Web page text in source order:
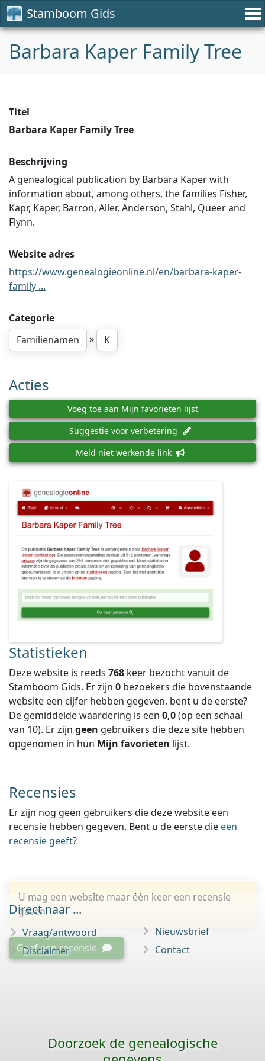
Stamboom Gids
Barbara Kaper Family Tree
Titel
Barbara Kaper Family Tree
Beschrijving
A genealogical publication by Barbara Kaper with
information about, among others, the families Fisher,
Kapr, Kaper, Barron, Aller, Anderson, Stahl, Queer and
Flynn.
Website adres
https://www.genealogieonline.nl/en/barbara-kaper-
family ...
Categorie
Familienamen
» K
Acties
Voeg toe aan Mijn favorieten lijst
Suggestie voor verbetering
Meld niet werkende link
Statistieken
Deze website is reeds 768 keer bezocht vanuit de
Stamboom Gids. Er zijn 0 bezoekers die bovenstaande
website een cijfer hebben gegeven, bent u de eerste?
De gemiddelde waardering is een 0,0(op een schaal
van 10). Er zijn geen gebruikers die deze site hebben
opgenomen in hun Mijn favorieten lijst.
Recensies
Er zijn nog geen gebruikers die deze website een
recensie hebben gegeven. Bent u de eerste die een
recensie geeft?
U mag een website maar één keer een recensie
geven.
Geef een recensie
Direct naar ...
Vraag/antwoord
Disclaimer
Nieuwsbrief
Contact
Doorzoek de genealogische